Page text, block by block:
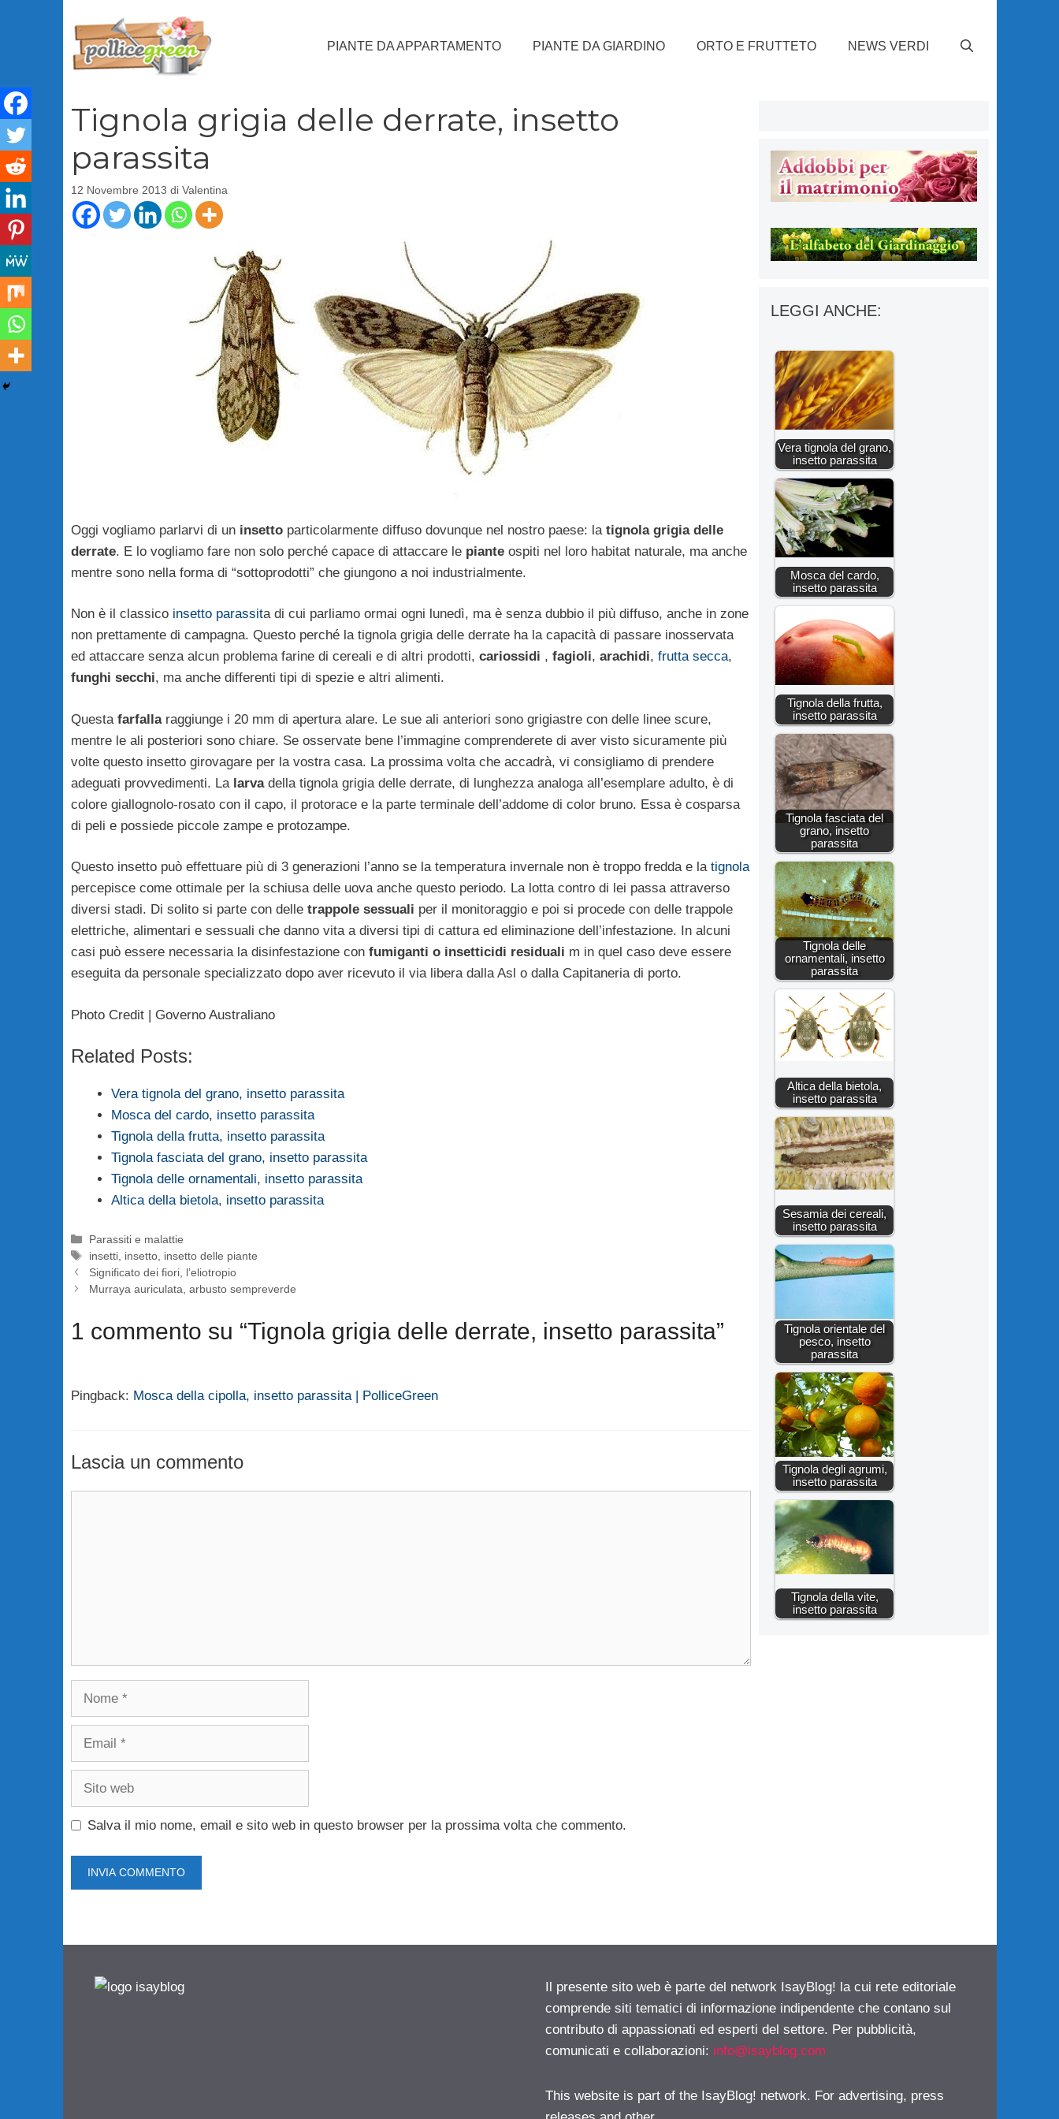
PIANTE DA APPARTAMENTO PIANTE DA GIARDINO ORTO E FRUTTETO NEWS VERDI
Tignola grigia delle derrate, insetto
parassita
12 Novembre 2013 di Valentina
Oggi vogliamo parlarvi di un insettoparticolarmente diffuso dovunque nel nostro paese: la tignola grigia delle
derrate. E lo vogliamo fare non solo perché capace di attaccare le pianteospiti nel loro habitat naturale, ma anche
mentre sono nella forma di “sottoprodotti” che giungono a noi industrialmente.
Non è il classico insetto parassita di cui parliamo ormai ogni lunedì, ma è senza dubbio il più diffuso, anche in zone
non prettamente di campagna. Questo perché la tignola grigia delle derrate ha la capacità di passare inosservata
ed attaccare senza alcun problema farine di cereali e di altri prodotti, cariossidi , fagioli, arachidi, frutta secca,
funghi secchi, ma anche differenti tipi di spezie e altri alimenti.
Questa farfallaraggiunge i 20 mm di apertura alare. Le sue ali anteriori sono grigiastre con delle linee scure,
mentre le ali posteriori sono chiare. Se osservate bene l’immagine comprenderete di aver visto sicuramente più
volte questo insetto girovagare per la vostra casa. La prossima volta che accadrà, vi consigliamo di prendere
adeguati provvedimenti. Lalarvadella tignola grigia delle derrate, di lunghezza analoga all’esemplare adulto, è di
colore giallognolo-rosato con il capo, il protorace e la parte terminale dell’addome di color bruno. Essa è cosparsa
di peli e possiede piccole zampe e protozampe.
Questo insetto può effettuare più di 3 generazioni l’anno se la temperatura invernale non è troppo fredda e la tignola
percepisce come ottimale per la schiusa delle uova anche questo periodo. La lotta contro di lei passa attraverso
diversi stadi. Di solito si parte con delletrappole sessuali per il monitoraggio e poi si procede con delle trappole
elettriche, alimentari e sessuali che danno vita a diversi tipi di cattura ed eliminazione dell’infestazione. In alcuni
casi può essere necessaria la disinfestazione confumiganti o insetticidi residuali m in quel caso deve essere
eseguita da personale specializzato dopo aver ricevuto il via libera dalla Asl o dalla Capitaneria di porto.
Photo Credit | Governo Australiano
Related Posts:
Vera tignola del grano, insetto parassita
Mosca del cardo, insetto parassita
Tignola della frutta, insetto parassita
Tignola fasciata del grano, insetto parassita
Tignola delle ornamentali, insetto parassita
Altica della bietola, insetto parassita
Categorie
Parassiti e malattie
Tag
insetti, insetto, insetto delle piante
Significato dei fiori, l’eliotropio
Murraya auriculata, arbusto sempreverde
1 commento su “Tignola grigia delle derrate, insetto parassita”
Pingback: Mosca della cipolla, insetto parassita | PolliceGreen
Lascia un commento
Nome
Email
Sito
Salva il mio nome, email e sito web in questo browser per la prossima volta che commento.
LEGGI ANCHE:
Vera tignola del grano,
insetto parassita
Mosca del cardo,
insetto parassita
Tignola della frutta,
insetto parassita
Tignola fasciata del
grano, insetto
parassita
Tignola delle
ornamentali, insetto
parassita
Altica della bietola,
insetto parassita
Sesamia dei cereali,
insetto parassita
Tignola orientale del
pesco, insetto
parassita
Tignola degli agrumi,
insetto parassita
Tignola della vite,
insetto parassita
Il presente sito web è parte del network IsayBlog! la cui rete editoriale
comprende siti tematici di informazione indipendente che contano sul
contributo di appassionati ed esperti del settore. Per pubblicità,
comunicati e collaborazioni: info@isayblog.com
This website is part of the IsayBlog! network. For advertising, press